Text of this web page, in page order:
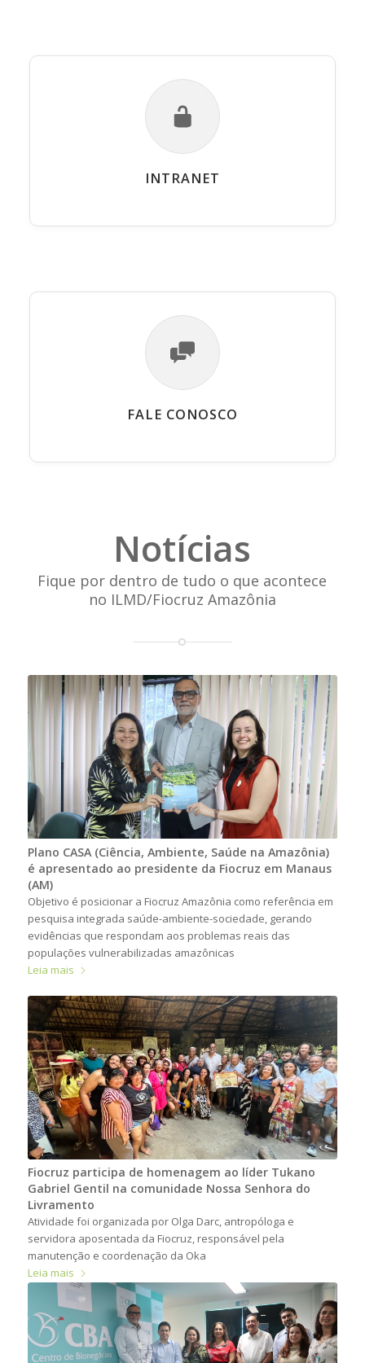
INTRANET
FALE CONOSCO
Notícias
Fique por dentro de tudo o que acontece
no ILMD/Fiocruz Amazônia
Plano CASA (Ciência, Ambiente, Saúde na Amazônia)
é apresentado ao presidente da Fiocruz em Manaus
(AM)
Objetivo é posicionar a Fiocruz Amazônia como referência em
pesquisa integrada saúde-ambiente-sociedade, gerando
evidências que respondam aos problemas reais das
populações vulnerabilizadas amazônicas
Leia mais
Fiocruz participa de homenagem ao líder Tukano
Gabriel Gentil na comunidade Nossa Senhora do
Livramento
Atividade foi organizada por Olga Darc, antropóloga e
servidora aposentada da Fiocruz, responsável pela
manutenção e coordenação da Oka
Leia mais